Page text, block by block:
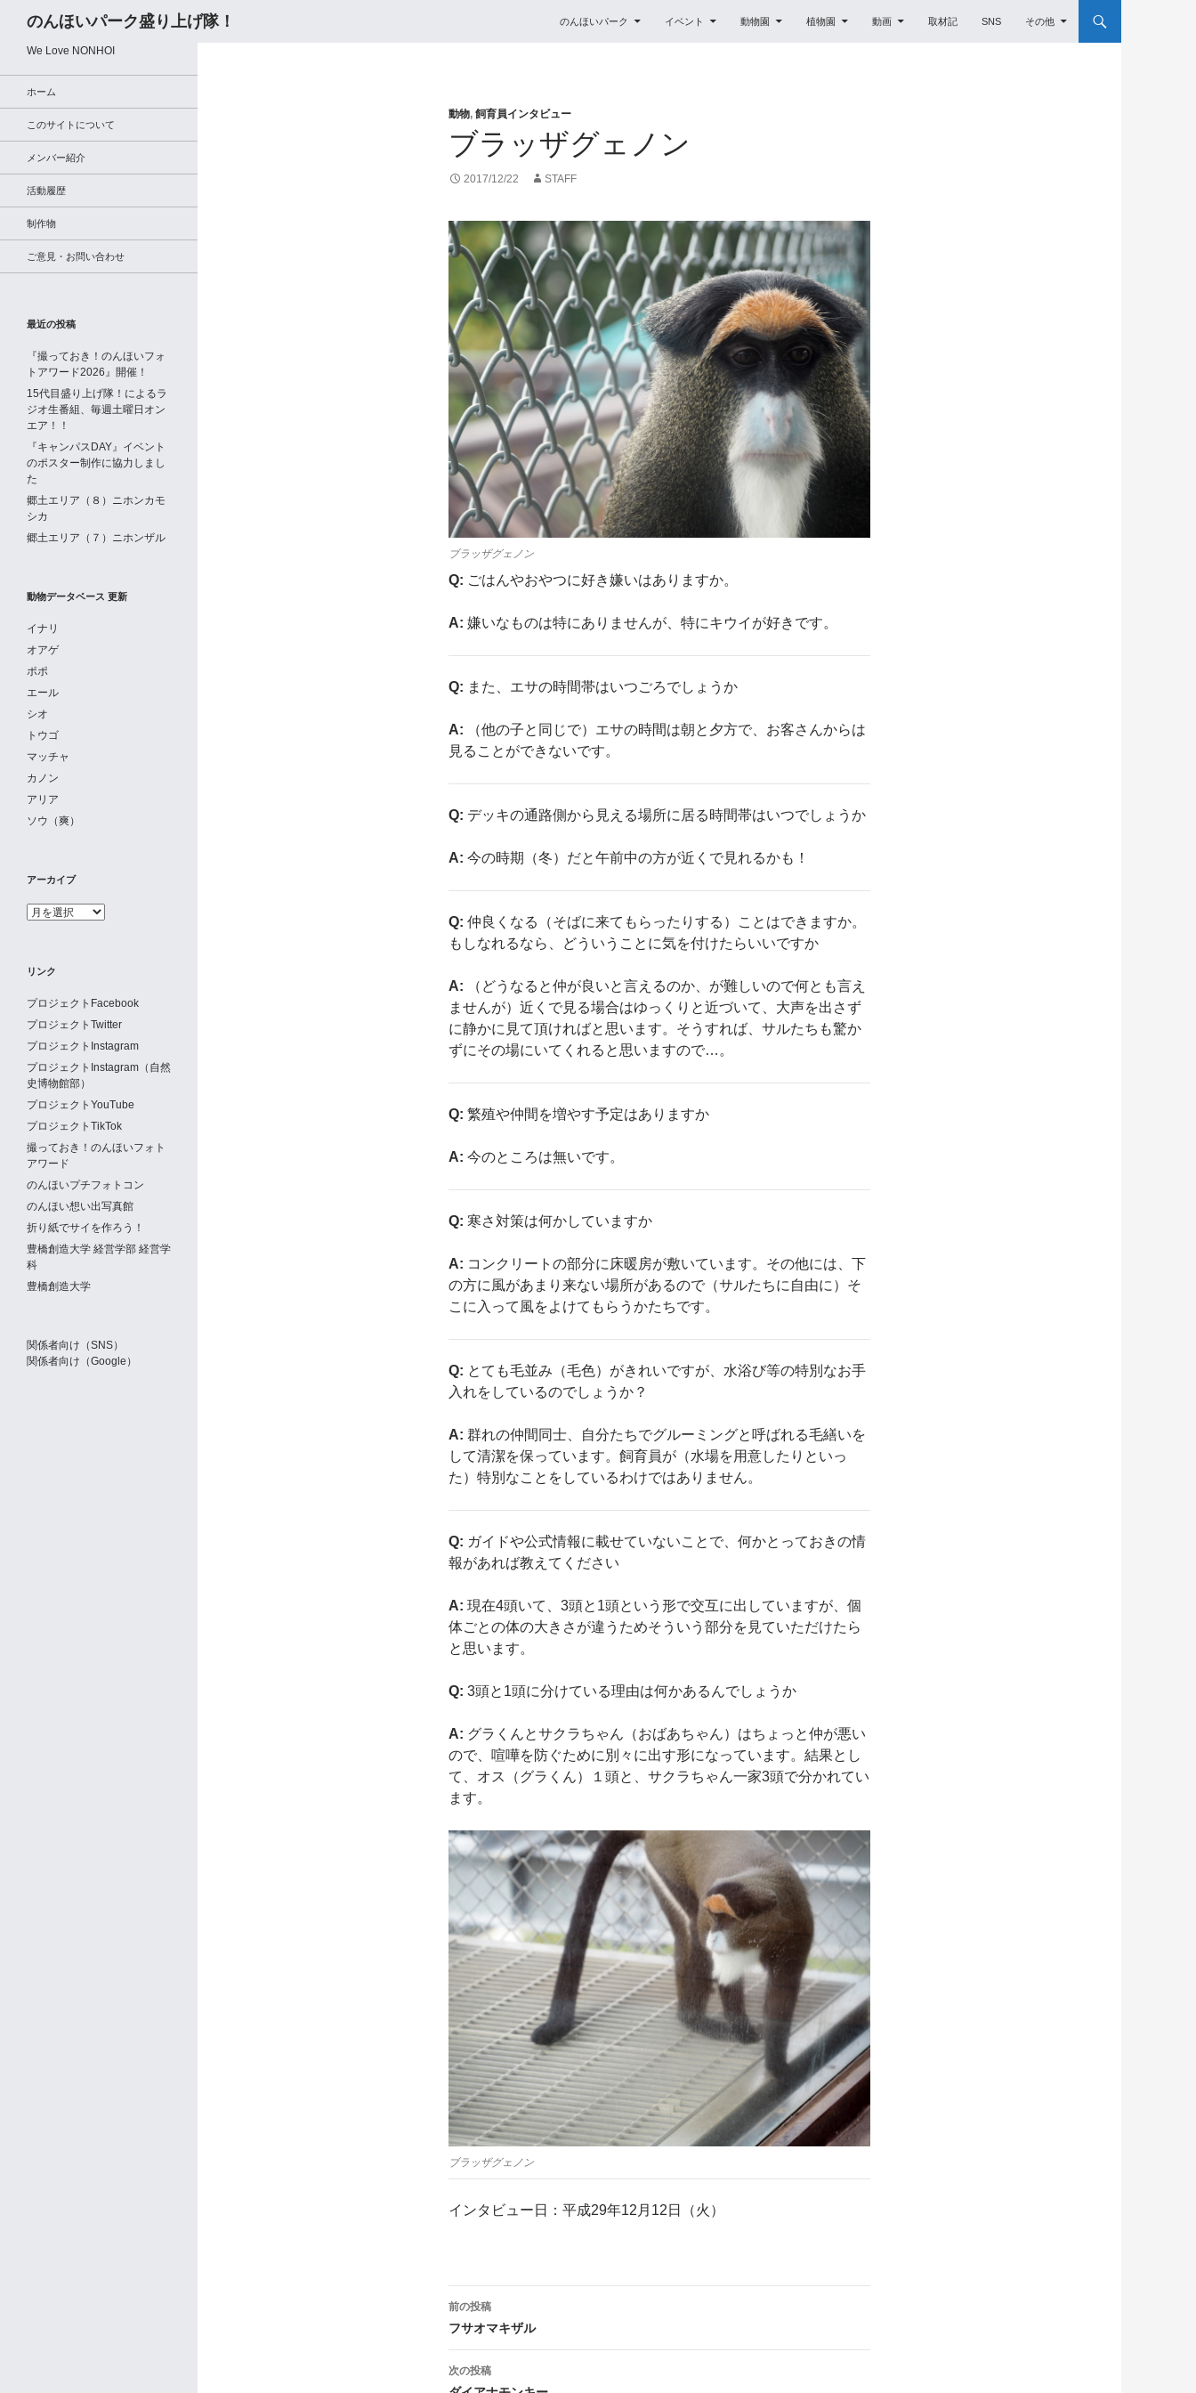
のんほいパーク盛り上げ隊！
のんほいパーク
イベント 動物園 植物園 動画 取材記 SNS その他
動物, 飼育員インタビュー
ブラッザグェノン
2017/12/22 STAFF
ブラッザグェノン
Q: ごはんやおやつに好き嫌いはありますか。
A: 嫌いなものは特にありませんが、特にキウイが好きです。
Q: また、エサの時間帯はいつごろでしょうか
A: （他の子と同じで）エサの時間は朝と夕方で、お客さんからは
見ることができないです。
Q: デッキの通路側から見える場所に居る時間帯はいつでしょうか
A: 今の時期（冬）だと午前中の方が近くで見れるかも！
Q: 仲良くなる（そばに来てもらったりする）ことはできますか。
もしなれるなら、どういうことに気を付けたらいいですか
A: （どうなると仲が良いと言えるのか、が難しいので何とも言え
ませんが）近くで見る場合はゆっくりと近づいて、大声を出さず
に静かに見て頂ければと思います。そうすれば、サルたちも驚か
ずにその場にいてくれると思いますので…。
Q: 繁殖や仲間を増やす予定はありますか
A: 今のところは無いです。
Q: 寒さ対策は何かしていますか
A: コンクリートの部分に床暖房が敷いています。その他には、下
の方に風があまり来ない場所があるので（サルたちに自由に）そ
こに入って風をよけてもらうかたちです。
Q: とても毛並み（毛色）がきれいですが、水浴び等の特別なお手
入れをしているのでしょうか？
A: 群れの仲間同士、自分たちでグルーミングと呼ばれる毛繕いを
して清潔を保っています。飼育員が（水場を用意したりといっ
た）特別なことをしているわけではありません。
Q: ガイドや公式情報に載せていないことで、何かとっておきの情
報があれば教えてください
A: 現在4頭いて、3頭と1頭という形で交互に出していますが、個
体ごとの体の大きさが違うためそういう部分を見ていただけたら
と思います。
Q: 3頭と1頭に分けている理由は何かあるんでしょうか
A: グラくんとサクラちゃん（おばあちゃん）はちょっと仲が悪い
ので、喧嘩を防ぐために別々に出す形になっています。結果とし
て、オス（グラくん）１頭と、サクラちゃん一家3頭で分かれてい
ます。
ブラッザグェノン
インタビュー日：平成29年12月12日（火）
投
稿
ナ
前の投稿
フサオマキザル
次の投稿
We Love NONHOI
ホーム
このサイトについて
メンバー紹介
活動履歴
制作物
ご意見・お問い合わせ
最近の投稿
『撮っておき！のんほいフォ
トアワード2026』開催！
15代目盛り上げ隊！によるラ
ジオ生番組、毎週土曜日オン
エア！！
『キャンパスDAY』イベント
のポスター制作に協力しまし
た
郷土エリア（８）ニホンカモ
シカ
郷土エリア（７）ニホンザル
動物データベース 更新
イナリ
オアゲ
ポポ
エール
シオ
トウゴ
マッチャ
カノン
アリア
ソウ（爽）
アーカイブ
ア
ブ
リンク
プロジェクトFacebook
プロジェクトTwitter
プロジェクトInstagram
プロジェクトInstagram（自然
史博物館部）
プロジェクトYouTube
プロジェクトTikTok
撮っておき！のんほいフォト
アワード
のんほいプチフォトコン
のんほい想い出写真館
折り紙でサイを作ろう！
豊橋創造大学 経営学部 経営学
科
豊橋創造大学
関係者向け（SNS）
関係者向け（Google）